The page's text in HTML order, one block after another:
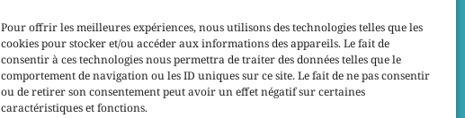
Pour offrir les meilleures expériences, nous utilisons des technologies telles que les
cookies pour stocker et/ou accéder aux informations des appareils. Le fait de
consentir à ces technologies nous permettra de traiter des données telles que le
comportement de navigation ou les ID uniques sur ce site. Le fait de ne pas consentir
ou de retirer son consentement peut avoir un effet négatif sur certaines
caractéristiques et fonctions.